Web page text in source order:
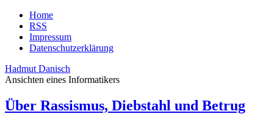
Home
RSS
Impressum
Datenschutzerklärung
Hadmut Danisch
Ansichten eines Informatikers
Über Rassismus, Diebstahl und Betrug